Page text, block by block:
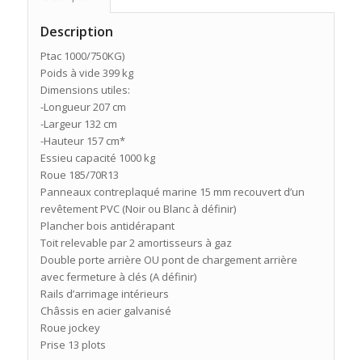
Description
Ptac 1000/750KG)
Poids à vide 399 kg
Dimensions utiles:
-Longueur 207 cm
-Largeur 132 cm
-Hauteur 157 cm*
Essieu capacité 1000 kg
Roue 185/70R13
Panneaux contreplaqué marine 15 mm recouvert d’un
revêtement PVC (Noir ou Blanc à définir)
Plancher bois antidérapant
Toit relevable par 2 amortisseurs à gaz
Double porte arrière OU pont de chargement arrière
avec fermeture à clés (A définir)
Rails d’arrimage intérieurs
Châssis en acier galvanisé
Roue jockey
Prise 13 plots